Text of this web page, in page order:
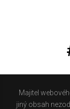
Majitel
jiný obsah